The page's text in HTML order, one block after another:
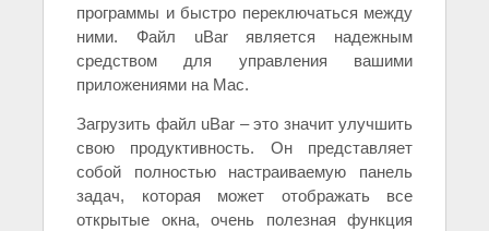
программы и быстро переключаться между
ними. Файл uBar является надежным
средством для управления вашими
приложениями на Mac.
Загрузить файл uBar – это значит улучшить
свою продуктивность. Он представляет
собой полностью настраиваемую панель
задач, которая может отображать все
открытые окна, очень полезная функция